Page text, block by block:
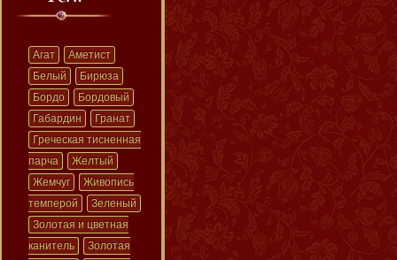
Агат
Аметист
Белый
Бирюза
Бордо
Бордовый
Габардин
Гранат
Греческая тисненная
парча
Желтый
Жемчуг
Живопись
темперой
Зеленый
Золотая и цветная
канитель
Золотая